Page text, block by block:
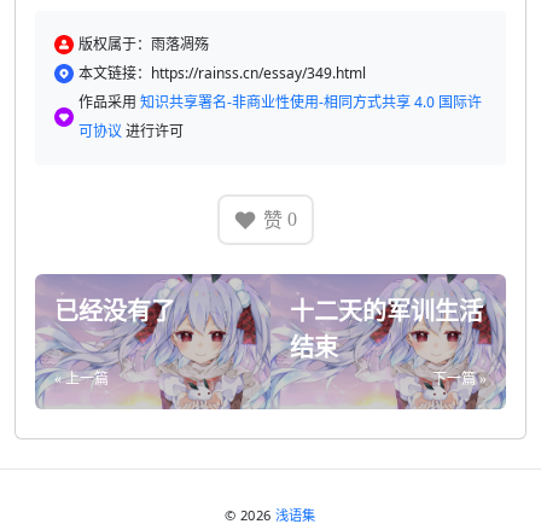
版权属于：雨落凋殇
本文链接：https://rainss.cn/essay/349.html
作品采用 知识共享署名-非商业性使用-相同方式共享 4.0 国际许
可协议 进行许可
赞 0
已经没有了
« 上一篇
十二天的军训生活
结束
下一篇 »
© 2026 浅语集